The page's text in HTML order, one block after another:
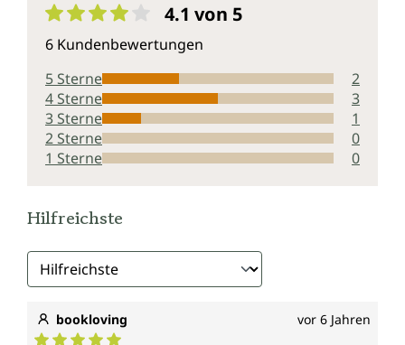
4.1 von 5
6 Kundenbewertungen
5 Sterne
2
4 Sterne
3
3 Sterne
1
2 Sterne
0
1 Sterne
0
Hilfreichste
bookloving vor 6 Jahren